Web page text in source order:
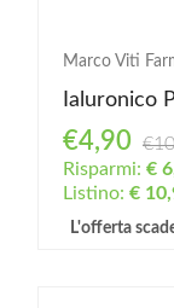
Marco Viti
Ialuronico
€4,90
Risparmi: €
Listino: €
L'offerta